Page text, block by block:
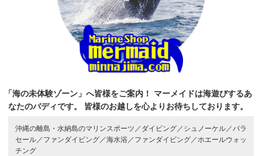
「海の未体験ゾーン」へ皆様をご案内！
マーメイドは海遊びするあ
なたのバディです。
皆様のお越しを心よりお待ちしております。
沖縄の離島・水納島のマリンスポーツ／ ダイビング／ シュノーケル／パラ
セール／ ファンダイビング／海水浴／ ファンダイビング／ホエールウォッ
チング